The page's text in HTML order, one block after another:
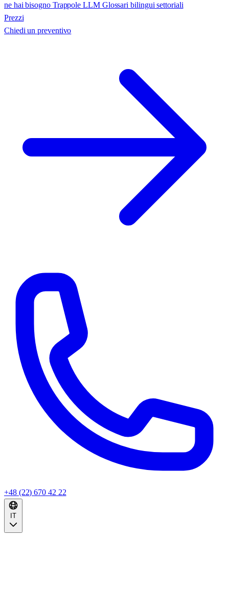
ne hai bisogno Trappole LLM Glossari bilingui settoriali
Prezzi
Chiedi un preventivo
+48 (22) 670 42 22